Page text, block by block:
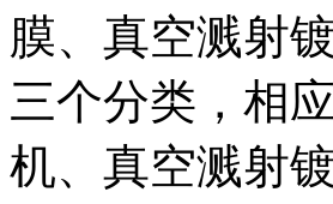
膜、真空溅射
三个分类，相
机、真空溅射